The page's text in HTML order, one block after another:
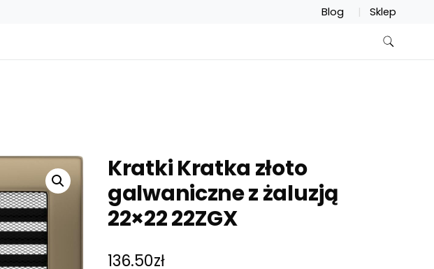
Blog Sklep
Kratki Kratka złoto
galwaniczne z żaluzją
22×22 22ZGX
136.50zł